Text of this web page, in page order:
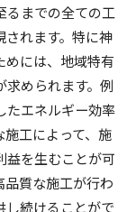
るまでの全ての工
れます。特に神
めには、地域特有
められます。例
たエネルギー効率
工によって、施
益を生むことが可
質な施工が行わ
し続けることがで